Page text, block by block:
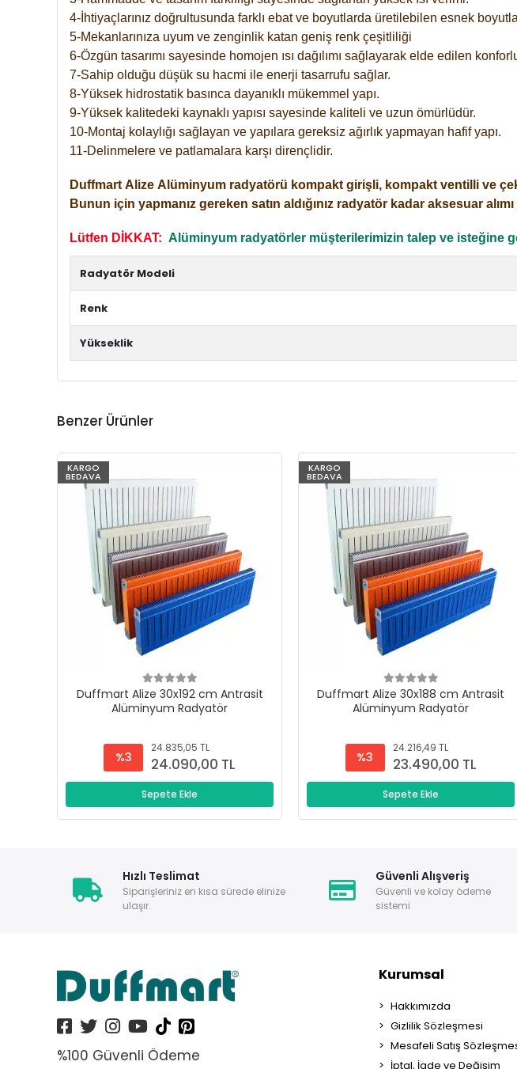
4-İhtiyaçlarınız doğrultusunda farklı ebat ve boyutlarda üretilebilen esnek
5-Mekanlarınıza uyum ve zenginlik katan geniş renk çeşitliliği
6-Özgün tasarımı sayesinde homojen ısı dağılımı sağlayarak elde edilen
7-Sahip olduğu düşük su hacmi ile enerji tasarrufu sağlar.
8-Yüksek hidrostatik basınca dayanıklı mükemmel yapı.
9-Yüksek kalitedeki kaynaklı yapısı sayesinde kaliteli ve uzun ömürlüdür.
10-Montaj kolaylığı sağlayan ve yapılara gereksiz ağırlık yapmayan hafif yapı.
11-Delinmelere ve patlamalara karşı dirençlidir.
Duffmart Alize Alüminyum radyatörü kompakt girişli, kompakt ventilli ve
Bunun için yapmanız gereken satın aldığınız radyatör kadar aksesuar
Lütfen DİKKAT: Alüminyum radyatörler müşterilerimizin talep ve isteğine
Radyatör Modeli
Renk
Yükseklik
Benzer Ürünler
KARGO
BEDAVA
Duffmart Alize 30x192 cm Antrasit
Alüminyum Radyatör
%3
24.835,05 TL
24.090,00 TL
Sepete Ekle
KARGO
BEDAVA
Duffmart Alize 30x188 cm Antrasit
Alüminyum Radyatör
%3
24.216,49 TL
23.490,00 TL
Sepete Ekle
Hızlı Teslimat
Siparişleriniz en kısa sürede elinize
ulaşır.
Güvenli Alışveriş
Güvenli ve kolay ödeme
sistemi
%100 Güvenli Ödeme
Kurumsal
Hakkımızda
Gizlilik Sözleşmesi
Mesafeli Satış
İptal, İade ve Değişim